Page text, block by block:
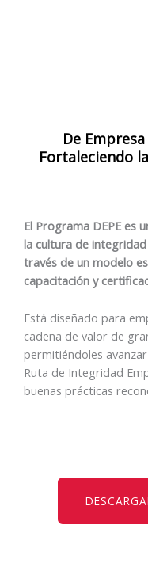
De
Fortaleciendo
El Programa DEPE es
la cultura de
través de un modelo
capacitación y
Está diseñado para
cadena de valor de
permitiéndoles
Ruta de Integridad
buenas prácticas